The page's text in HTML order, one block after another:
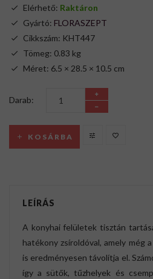
Elérhető: Raktáron
Gyártó: FLORASZEPT
Cikkszám: KHT447
Tömeg: 0.83 kg
Méret: 6.5 × 28.5 × 10.5 cm
Darab:
KOSÁRBA
LEÍRÁS
A konyhai felületek tisztán
hatékony zsíroldóval, amely még
is eredményesen távolítja el.
így a sütők, tűzhelyek és